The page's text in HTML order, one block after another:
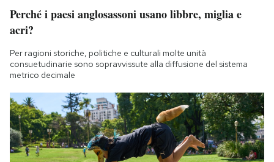
Perché i paesi anglosassoni usano libbre, miglia e
acri?
Per ragioni storiche, politiche e culturali molte unità
consuetudinarie sono sopravvissute alla diffusione del sistema
metrico decimale